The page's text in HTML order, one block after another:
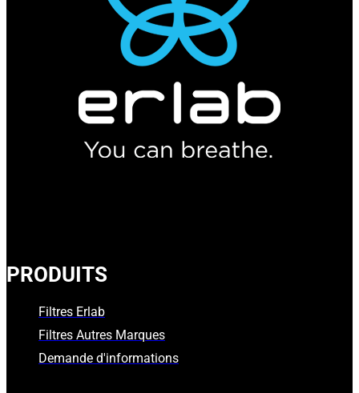
PRODUITS
Filtres Erlab
Filtres Autres Marques
Demande d'informations